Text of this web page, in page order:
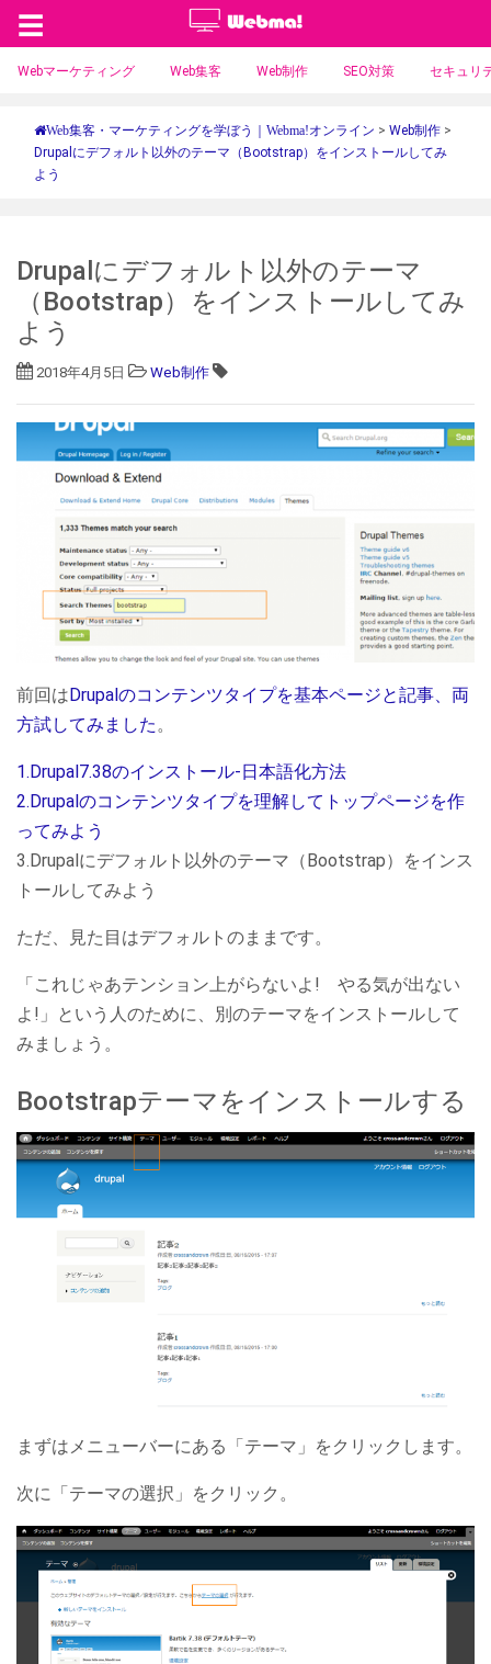
☰
Webマーケティング Web集客 Web制作 SEO対策 セキュリ
Web集客・マーケティングを学ぼう｜Webma!オンライン > Web制作 >
Drupalにデフォルト以外のテーマ（Bootstrap）をインストールしてみ
よう
Drupalにデフォルト以外のテーマ
（Bootstrap）をインストールしてみ
よう
2018年4月5日 Web制作
前回は Drupalのコンテンツタイプを基本ページと記事、両
方試してみました。
1.Drupal7.38のインストール-日本語化方法
2.Drupalのコンテンツタイプを理解してトップページを作
ってみよう
3.Drupalにデフォルト以外のテーマ（Bootstrap）をインス
トールしてみよう
ただ、見た目はデフォルトのままです。
「これじゃあテンション上がらないよ! やる気が出ない
よ!」という人のために、別のテーマをインストールして
みましょう。
Bootstrapテーマをインストールする
まずはメニューバーにある「テーマ」をクリックします。
次に「テーマの選択」をクリック。